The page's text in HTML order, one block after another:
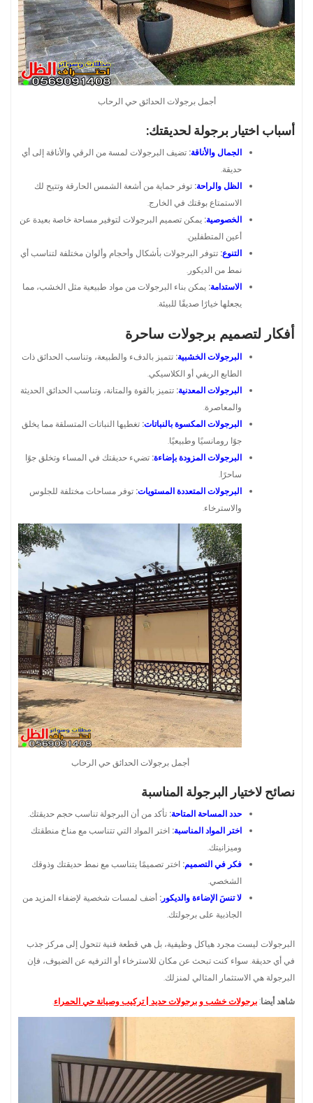
أجمل برجولات الحدائق حي الرحاب
أسباب اختيار برجولة لحديقتك:
الجمال والأناقة: تضيف البرجولات لمسة من الرقي والأناقة إلى أي
حديقة.
الظل والراحة: توفر حماية من أشعة الشمس الحارقة وتتيح لك
الاستمتاع بوقتك في الخارج.
الخصوصية: يمكن تصميم البرجولات لتوفير مساحة خاصة بعيدة عن
أعين المتطفلين.
التنوع: تتوفر البرجولات بأشكال وأحجام وألوان مختلفة لتناسب أي
نمط من الديكور.
الاستدامة: يمكن بناء البرجولات من مواد طبيعية مثل الخشب، مما
يجعلها خيارًا صديقًا للبيئة.
أفكار لتصميم برجولات ساحرة
البرجولات الخشبية: تتميز بالدفء والطبيعة، وتناسب الحدائق ذات
الطابع الريفي أو الكلاسيكي.
البرجولات المعدنية: تتميز بالقوة والمتانة، وتناسب الحدائق الحديثة
والمعاصرة.
البرجولات المكسوة بالنباتات: تغطيها النباتات المتسلقة مما يخلق
جوًا رومانسيًا وطبيعيًا.
البرجولات المزودة بإضاءة: تضيء حديقتك في المساء وتخلق جوًا
ساحرًا.
البرجولات المتعددة المستويات: توفر مساحات مختلفة للجلوس
والاسترخاء.
أجمل برجولات الحدائق حي الرحاب
نصائح لاختيار البرجولة المناسبة
حدد المساحة المتاحة: تأكد من أن البرجولة تناسب حجم حديقتك.
اختر المواد المناسبة: اختر المواد التي تتناسب مع مناخ منطقتك
وميزانيتك.
فكر في التصميم: اختر تصميمًا يتناسب مع نمط حديقتك وذوقك
الشخصي.
لا تنسَ الإضاءة والديكور: أضف لمسات شخصية لإضفاء المزيد من
الجاذبية على برجولتك.
البرجولات ليست مجرد هياكل وظيفية، بل هي قطعة فنية تتحول إلى مركز جذب
في أي حديقة. سواء كنت تبحث عن مكان للاسترخاء أو الترفيه عن الضيوف، فإن
البرجولة هي الاستثمار المثالي لمنزلك.
شاهد أيضا:برجولات خشب و برجولات حديد | تركيب وصيانة حي الحمراء.